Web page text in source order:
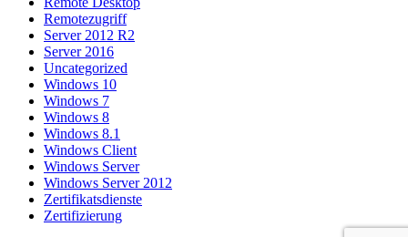
Remotezugriff
Server 2012 R2
Server 2016
Uncategorized
Windows 10
Windows 7
Windows 8
Windows 8.1
Windows Client
Windows Server
Windows Server 2012
Zertifikatsdienste
Zertifizierung